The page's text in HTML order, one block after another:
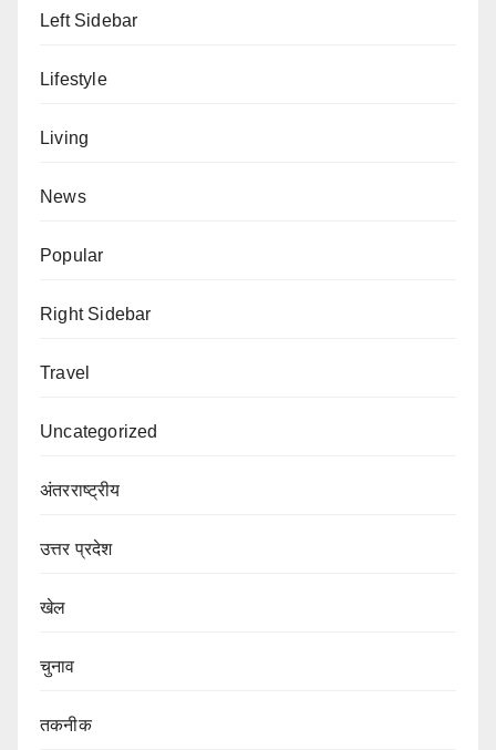
Left Sidebar
Lifestyle
Living
News
Popular
Right Sidebar
Travel
Uncategorized
अंतरराष्ट्रीय
उत्तर प्रदेश
खेल
चुनाव
तकनीक